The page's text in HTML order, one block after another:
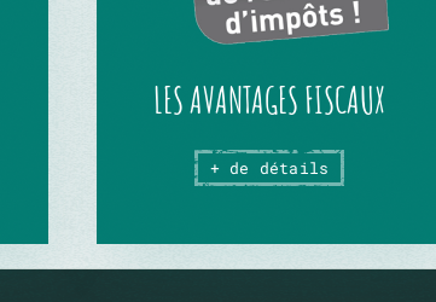
LES AVANTAGES FISCAUX
+ de détails